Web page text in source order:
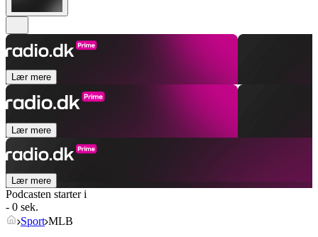
Lær mere
Lær mere
Lær mere
Podcasten starter i
- 0 sek.
Sport MLB